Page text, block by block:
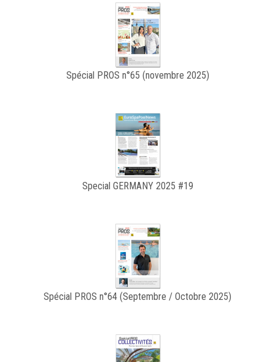
Spécial PROS n°65 (novembre 2025)
Special GERMANY 2025 #19
Spécial PROS n°64 (Septembre / Octobre 2025)